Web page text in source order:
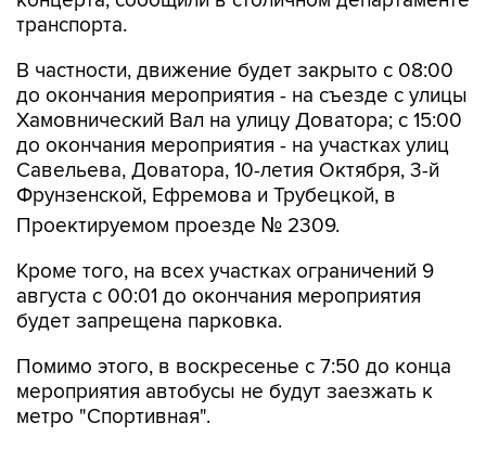
транспорта.
В частности, движение будет закрыто с 08:00
до окончания мероприятия - на съезде с улицы
Хамовнический Вал на улицу Доватора; с 15:00
до окончания мероприятия - на участках улиц
Савельева, Доватора, 10-летия Октября, 3-й
Фрунзенской, Ефремова и Трубецкой, в
Проектируемом проезде № 2309.
Кроме того, на всех участках ограничений 9
августа с 00:01 до окончания мероприятия
будет запрещена парковка.
Помимо этого, в воскресенье с 7:50 до конца
мероприятия автобусы не будут заезжать к
метро "Спортивная".